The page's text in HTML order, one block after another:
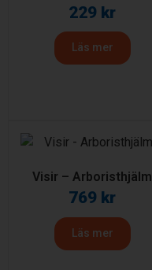
229 kr
Läs mer
Visir – Arboristhjälm
769 kr
Läs mer